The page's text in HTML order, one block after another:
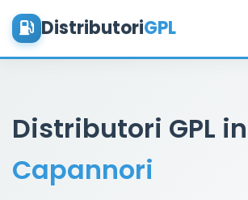
DistributoriGPL
Distributori GPL in
Capannori